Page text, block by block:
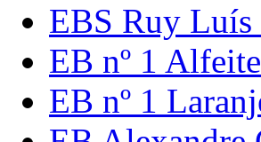
EBS Ruy Luís
EB nº 1 Alfeite
EB nº 1